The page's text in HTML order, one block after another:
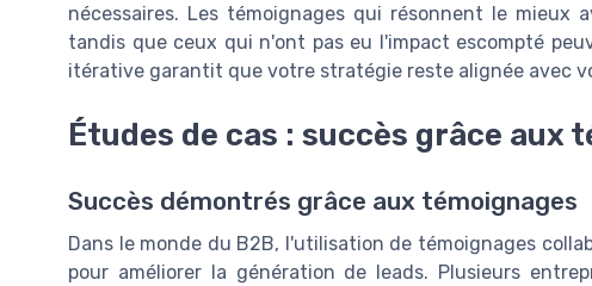
nécessaires. Les témoignages qui résonnent le
tandis que ceux qui n'ont pas eu l'impact escompté
itérative garantit que votre stratégie reste alignée avec
Études de cas : succès grâce aux
Succès démontrés grâce aux témoignages
Dans le monde du B2B, l'utilisation de témoignages
pour améliorer la génération de leads. Plusieurs